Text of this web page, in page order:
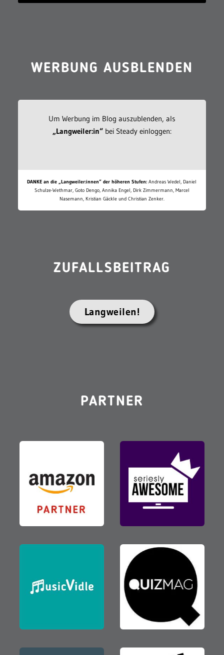
WERBUNG AUSBLENDEN
Um Werbung im Blog auszublenden, als
„Langweiler:in“bei Steady einloggen:
DANKE an die „Langweiler:innen“ der höheren Stufen: Andreas Wedel, Daniel
Schulze-Wethmar, Goto Dengo, Annika Engel, Dirk Zimmermann, Marcel
Nasemann, Kristian Gäckle und Christian Zenker.
ZUFALLSBEITRAG
Langweilen!
PARTNER